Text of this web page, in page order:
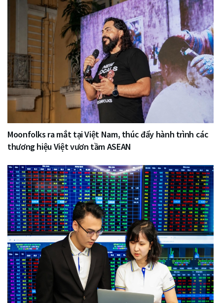
Moonfolks ra mắt tại Việt Nam, thúc đẩy hành trình các
thương hiệu Việt vươn tầm ASEAN